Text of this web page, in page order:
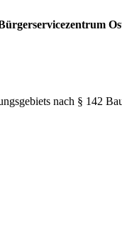
nach § 142